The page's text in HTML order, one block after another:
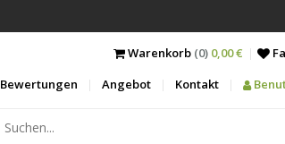
Warenkorb(0) 0,00 €
Bewertungen Angebot Kontakt